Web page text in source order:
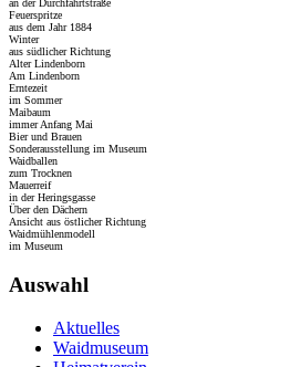
an der Durchfahrtstraße
Feuerspritze
aus dem Jahr 1884
Winter
aus südlicher Richtung
Alter Lindenborn
Am Lindenborn
Erntezeit
im Sommer
Maibaum
immer Anfang Mai
Bier und Brauen
Sonderausstellung im Museum
Waidballen
zum Trocknen
Mauerreif
in der Heringsgasse
Über den Dächern
Ansicht aus östlicher Richtung
Waidmühlenmodell
im Museum
Auswahl
Aktuelles
Waidmuseum